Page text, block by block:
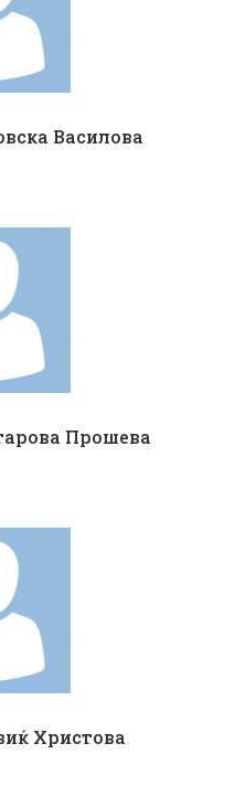
Василова
Прошева
Христова